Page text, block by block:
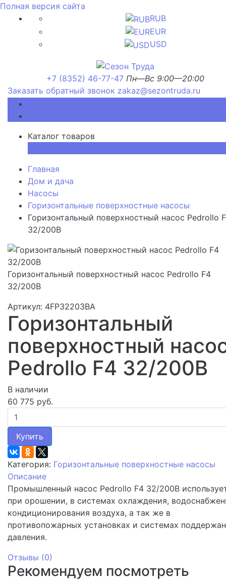
Полная версия сайта
RUB
EUR
USD
+7 (8352) 46-77-47 Пн—Вс 9:00—20:00
Заказать обратный звонок zakaz@sezontruda.ru
Каталог товаров
Главная
Дом и дача
Насосы
Горизонтальные поверхностные насосы
Горизонтальный поверхностный насос Pedrollo
32/200B
Горизонтальный поверхностный насос Pedrollo F4
32/200B
Артикул: 4FP32203BA
Горизонтальный
поверхностный
Pedrollo F4 32/200B
В наличии
60 775 руб.
Купить
Категория: Горизонтальные поверхностные насосы
Описание
Промышленный насос Pedrollo F4 32/200B
при oрошении, в cистемах охлаждения,
кондиционирования воздуха, а так же в
противопожарных установках и cистемах
давления.
Отзывы (0)
Рекомендуем посмотреть